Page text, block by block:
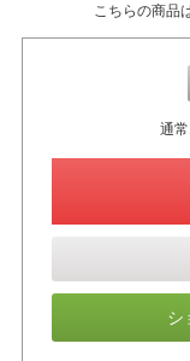
こちらの商品
通
シ